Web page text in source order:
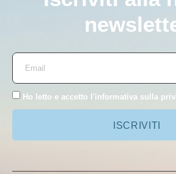
Ho letto e accetto l'informativa sulla
ISCRIVITI